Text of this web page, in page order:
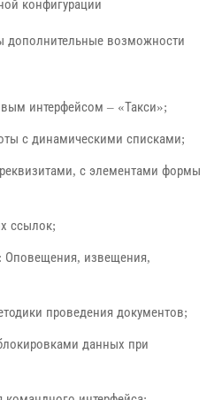
конфигурации
дополнительные возможности
интерфейсом – «Такси»;
с динамическими списками;
с элементами формы
ссылок;
Оповещения, извещения,
проведения документов;
данных при